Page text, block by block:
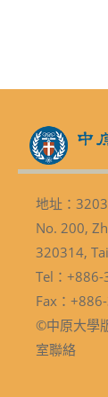
地址：
No. 200,
320314,
Tel：
Fax：
©中原大學
室聯絡